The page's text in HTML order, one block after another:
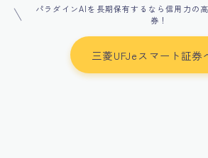
パラダインAIを長期保有するなら信用力の
券！
三菱UFJeスマート証券